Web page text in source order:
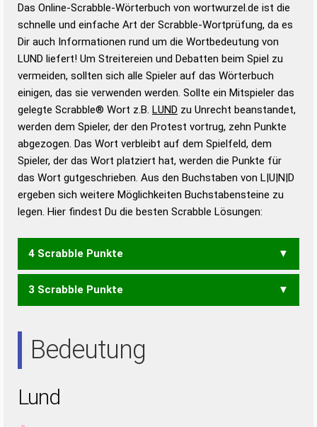
Wortwurzel liefert mit Hilfe eines semantischen
Wortanalyse-Algorithmus gute Anhaltspunkte zu
Wortbedeutung, Worttrennung und Wortform, um die
Gültigkeit eines Wortes für das Scrabble-Spiel zu
bestimmen!
zugelassene Turnier Scrabble-
Wörterbücher sind:
Duden – Standardwerk in 12 Bänden
Duden – Richtiges und gutes
Deutsch
Duden – Die deutsche Grammatik
Duden – Deutsches
Universalwörterbuch
Das Online-Scrabble-Wörterbuch von wortwurzel.de ist die
schnelle und einfache Art der Scrabble-Wortprüfung, da es
Dir auch Informationen rund um die Wortbedeutung von
LUND liefert! Um Streitereien und Debatten beim Spiel zu
vermeiden, sollten sich alle Spieler auf das Wörterbuch
einigen, das sie verwenden werden. Sollte ein Mitspieler das
gelegte Scrabble® Wort z.B. LUND zu Unrecht beanstandet,
werden dem Spieler, der den Protest vortrug, zehn Punkte
abgezogen. Das Wort verbleibt auf dem Spielfeld, dem
Spieler, der das Wort platziert hat, werden die Punkte für
das Wort gutgeschrieben. Aus den Buchstaben von L|U|N|D
ergeben sich weitere Möglichkeiten Buchstabensteine zu
legen. Hier findest Du die besten Scrabble Lösungen:
4 Scrabble Punkte
LUD
3 Scrabble Punkte
Bedeutung
Lund